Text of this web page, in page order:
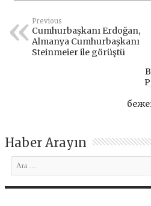
Previous
Cumhurbaşkanı Erdoğan,
Almanya Cumhurbaşkanı
Steinmeier ile görüştü
Haber Arayın